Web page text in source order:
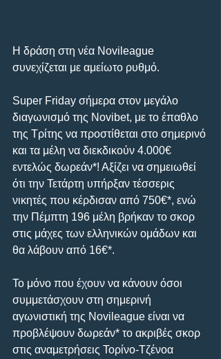
Η δράση στη νέα Novileague
συνεχίζεται με αμείωτο ρυθμό.
Super Friday σήμερα στον μεγάλο
διαγωνισμό της Novibet, με το έπαθλο
της Τρίτης να προστίθεται στο σημερινό
και τα μέλη να διεκδικούν 4.000€
εντελώς δωρεάν*! Αξίζει να σημειωθεί
ότι την Τετάρτη υπήρξαν τέσσερις
νικητές που κέρδισαν από 750€*, ενώ
την Πέμπτη 196 μέλη βρήκαν το σκορ
στις μάχες των ελληνικών ομάδων και
θα λάβουν από 16€*.
Το μόνο που έχουν να κάνουν όσοι
συμμετάσχουν στη σημερινή
αγωνιστική της Novileague είναι να
προβλέψουν δωρεάν* το ακριβές σκορ
στις αναμετρήσεις Τορίνο-Τζένοα